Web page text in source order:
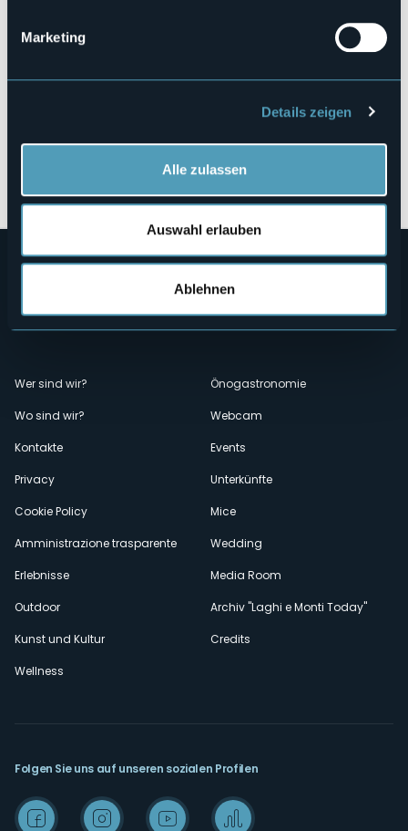
Marketing
Details zeigen
Alle zulassen
Auswahl erlauben
Ablehnen
Öffnen Sie die Karte
Menù
secondario
Wer sind wir?
Wo sind wir?
Kontakte
Privacy
Cookie Policy
Amministrazione trasparente
Erlebnisse
Outdoor
Kunst und Kultur
Wellness
Önogastronomie
Webcam
Events
Unterkünfte
Mice
Wedding
Media Room
Archiv "Laghi e Monti Today"
Credits
Folgen Sie uns auf unseren sozialen Profilen